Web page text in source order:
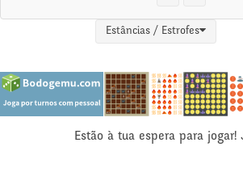
Estâncias / Estrofes
Estão à tua espera para jogar!